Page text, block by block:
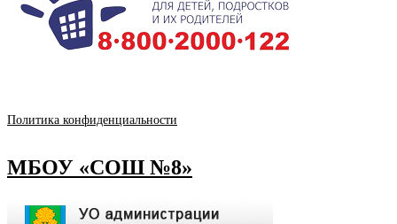
Политика конфиденциальности
МБОУ «СОШ №8»